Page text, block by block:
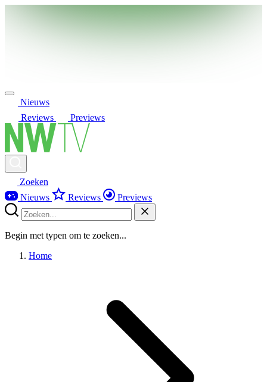
Nieuws
Reviews
Previews
Zoeken
Nieuws
Reviews Previews
Begin met typen om te zoeken...
Home